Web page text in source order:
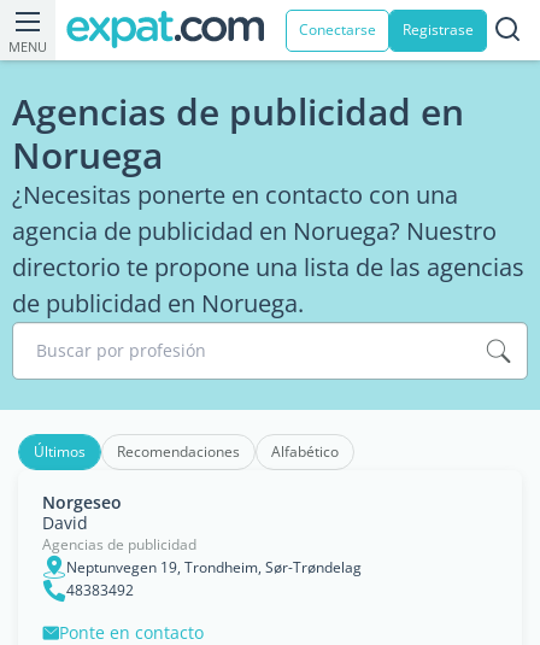
MENU
Conectarse Registrase
Agencias de publicidad en
Noruega
¿Necesitas ponerte en contacto con una
agencia de publicidad en Noruega? Nuestro
directorio te propone una lista de las agencias
de publicidad en Noruega.
Buscar por profesión
Últimos Recomendaciones Alfabético
Norgeseo
David
Agencias de publicidad
Neptunvegen 19, Trondheim, Sør-Trøndelag
48383492
Ponte en contacto